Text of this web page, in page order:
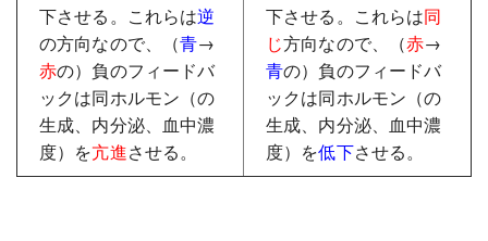
下させる。これらは逆
の方向なので、（青→
赤の）負のフィードバ
ックは同ホルモン（の
生成、内分泌、血中濃
度）を亢進させる。
下させる。これらは同
じ方向なので、（赤→
青の）負のフィードバ
ックは同ホルモン（の
生成、内分泌、血中濃
度）を低下させる。